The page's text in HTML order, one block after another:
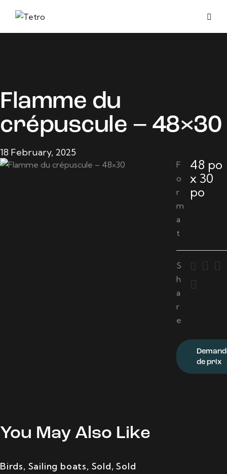
Flamme du
crépuscule – 48×30
18 February, 2025
F
o
r
m
a
t
48 po
x 30
po
S
h
a
r
e
de prix
You May Also Like
Birds, Sailing boats, Sold,Sold